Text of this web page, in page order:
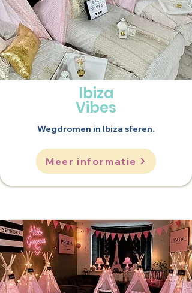
Ibiza
Vibes
Wegdromen in Ibiza sferen.
Meer informatie